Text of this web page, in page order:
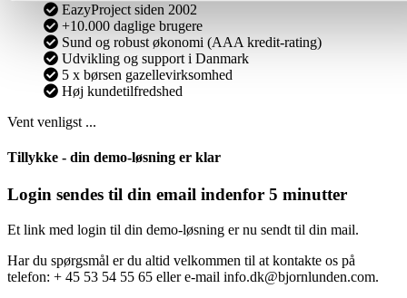
EazyProject siden 2002
+10.000 daglige brugere
Sund og robust økonomi (AAA kredit-rating)
Udvikling og support i Danmark
5 x børsen gazellevirksomhed
Høj kundetilfredshed
Vent venligst ...
Tillykke - din demo-løsning er klar
Login sendes til din email indenfor 5 minutter
Et link med login til din demo-løsning er nu sendt til din mail.
Har du spørgsmål er du altid velkommen til at kontakte os på
telefon: + 45 53 54 55 65 eller e-mail info.dk@bjornlunden.com.